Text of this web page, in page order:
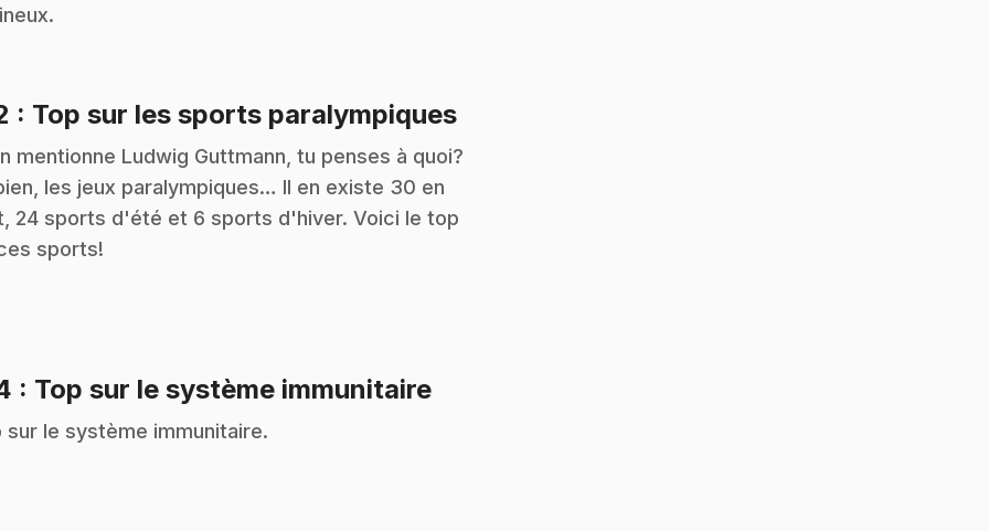
: Top sur les sports paralympiques.
mentionne Ludwig Guttmann, tu penses à quoi?
les jeux paralympiques… Il en existe 30 en
24 sports d'été et 6 sports d'hiver. Voici le top
sports!
: Top sur le système immunitaire.
sur le système immunitaire.